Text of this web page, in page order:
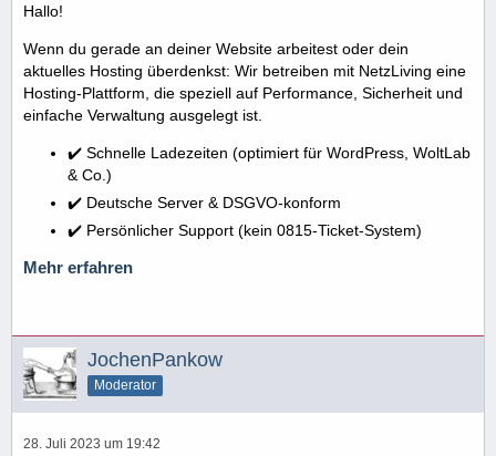
Hallo!
Wenn du gerade an deiner Website arbeitest oder dein
aktuelles Hosting überdenkst: Wir betreiben mit NetzLiving eine
Hosting-Plattform, die speziell auf Performance, Sicherheit und
einfache Verwaltung ausgelegt ist.
✔️ Schnelle Ladezeiten (optimiert für WordPress, WoltLab
& Co.)
✔️ Deutsche Server & DSGVO-konform
✔️ Persönlicher Support (kein 0815-Ticket-System)
Mehr erfahren
JochenPankow
Moderator
28. Juli 2023 um 19:42